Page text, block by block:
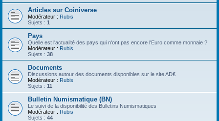
Articles sur Coiniverse
Modérateur : Rubis
Sujets : 1
Pays
Quelle est l'actualité des pays qui n'ont pas encore l'Euro comme monnaie ?
Modérateur : Rubis
Sujets : 38
Documents
Discussions autour des documents disponibles sur le site AD€
Modérateur : Rubis
Sujets : 11
Bulletin Numismatique (BN)
Le suivi de la disponibilité des Bulletins Numismatiques
Modérateur : Rubis
Sujets : 44